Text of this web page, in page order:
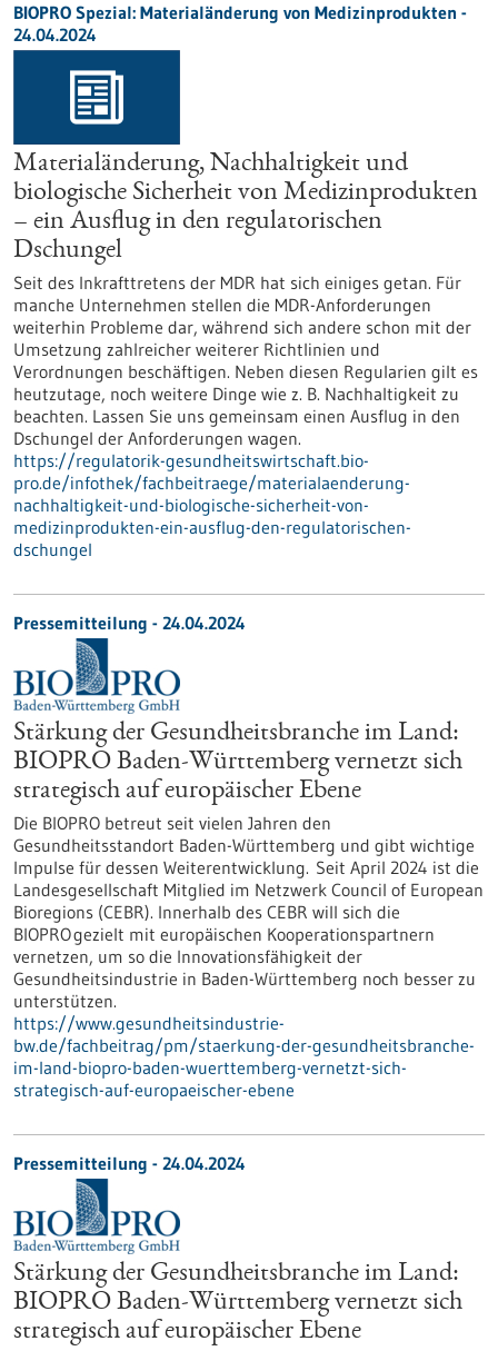
BIOPRO Spezial: Materialänderung von Medizinprodukten -
24.04.2024
Materialänderung, Nachhaltigkeit und
biologische Sicherheit von Medizinprodukten
– ein Ausflug in den regulatorischen
Dschungel
Seit des Inkrafttretens der MDR hat sich einiges getan. Für
manche Unternehmen stellen die MDR-Anforderungen
weiterhin Probleme dar, während sich andere schon mit der
Umsetzung zahlreicher weiterer Richtlinien und
Verordnungen beschäftigen. Neben diesen Regularien gilt es
heutzutage, noch weitere Dinge wie z. B. Nachhaltigkeit zu
beachten. Lassen Sie uns gemeinsam einen Ausflug in den
Dschungel der Anforderungen wagen.
https://regulatorik-gesundheitswirtschaft.bio-
pro.de/infothek/fachbeitraege/materialaenderung-
nachhaltigkeit-und-biologische-sicherheit-von-
medizinprodukten-ein-ausflug-den-regulatorischen-
dschungel
Pressemitteilung - 24.04.2024
Stärkung der Gesundheitsbranche im Land:
BIOPRO Baden-Württemberg vernetzt sich
strategisch auf europäischer Ebene
Die BIOPRO betreut seit vielen Jahren den
Gesundheitsstandort Baden-Württemberg und gibt wichtige
Impulse für dessen Weiterentwicklung. Seit April 2024 ist die
Landesgesellschaft Mitglied im Netzwerk Council of European
Bioregions (CEBR). Innerhalb des CEBR will sich die
BIOPRO gezielt mit europäischen Kooperationspartnern
vernetzen, um so die Innovationsfähigkeit der
Gesundheitsindustrie in Baden-Württemberg noch besser zu
unterstützen.
https://www.gesundheitsindustrie-
bw.de/fachbeitrag/pm/staerkung-der-gesundheitsbranche-
im-land-biopro-baden-wuerttemberg-vernetzt-sich-
strategisch-auf-europaeischer-ebene
Pressemitteilung - 24.04.2024
Stärkung der Gesundheitsbranche im Land:
BIOPRO Baden-Württemberg vernetzt sich
strategisch auf europäischer Ebene